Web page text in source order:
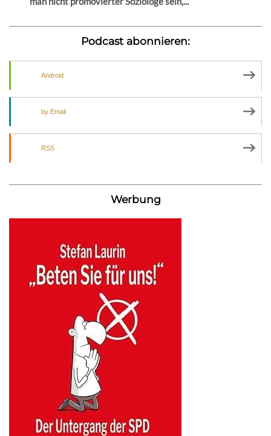
Podcast abonnieren:
Android
by Email
RSS
Werbung